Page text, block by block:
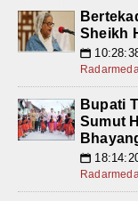
Sheikh
📅
Bupati
Sumut
📅